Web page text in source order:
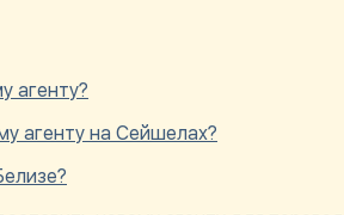
агенту?
агенту на Сейшелах?